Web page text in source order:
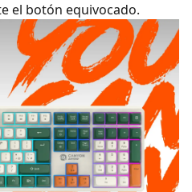
el botón equivocado.